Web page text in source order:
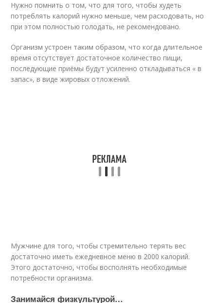
Нужно помнить о том, что для того, чтобы худеть
потреблять калорий нужно меньше, чем расходовать, но
при этом полностью голодать, не рекомендовано.
Организм устроен таким образом, что когда длительное
время отсутствует достаточное количество пищи,
последующие приёмы будут усиленно откладываться « в
запас», в виде жировых отложений.
Мужчине для того, чтобы стремительно терять вес
достаточно иметь ежедневное меню в 2000 калорий.
Этого достаточно, чтобы восполнять необходимые
потребности организма.
Занимайся физкультурой…